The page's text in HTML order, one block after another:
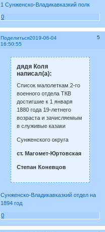
1 Сунженско-Владикавказкий полк
0
Поделиться 5
2019-06-04
16:50:55
дядя Коля
написал(а):
Список малолеткам 2-го
военного отдела ТКВ
достигшие к 1 января
1880 года 19-летнего
возраста и зачисляемым
в служивые казаки
Сунженского округа
ст. Магомет-Юртовская
Степан Коневцов
Сунженско-Владикавказкий отдел на
1894 год
0